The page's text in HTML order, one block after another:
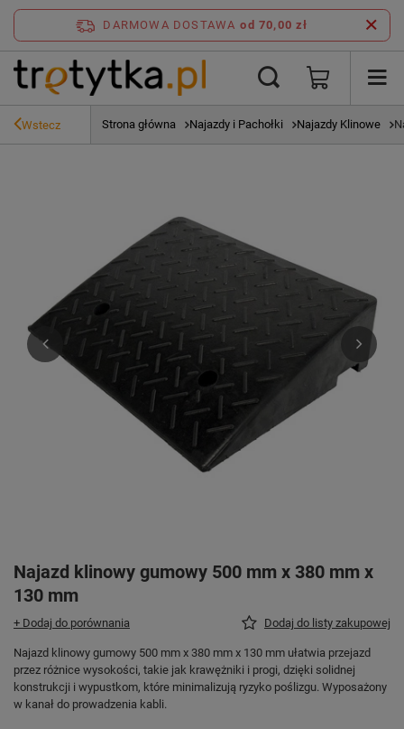
DARMOWA DOSTAWA od 70,00 zł
Wstecz Strona główna Najazdy i Pachołki Najazdy Klinowe
Najazd klinowy gumowy 500 mm x 380 mm x
130 mm
+ Dodaj do porównania Dodaj do listy zakupowej
Najazd klinowy gumowy 500 mm x 380 mm x 130 mm ułatwia przejazd
przez różnice wysokości, takie jak krawężniki i progi, dzięki solidnej
konstrukcji i wypustkom, które minimalizują ryzyko poślizgu. Wyposażony
w kanał do prowadzenia kabli.